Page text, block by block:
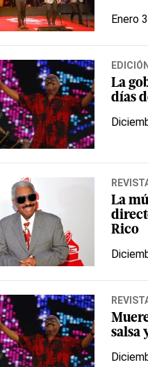
Enero
La
días
La
Rico
salsa